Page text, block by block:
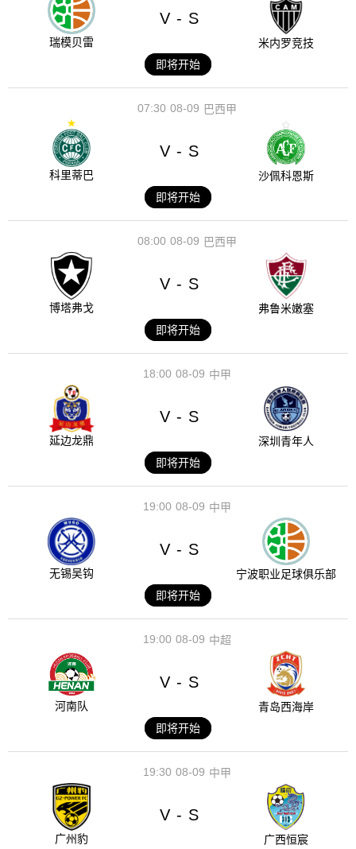
瑞模贝雷
V - S
米内罗竞技
即将开始
08-09
07:30 巴西甲
科里蒂巴
V - S
沙佩科恩斯
即将开始
08-09
08:00 巴西甲
博塔弗戈
V - S
弗鲁米嫩塞
即将开始
08-09
18:00 中甲
延边龙鼎
V - S
深圳青年人
即将开始
08-09
19:00 中甲
无锡吴钩
V - S
宁波职业足球俱乐部
即将开始
08-09
19:00 中超
河南队
V - S
青岛西海岸
即将开始
08-09
19:30 中甲
广州豹
V - S
广西恒宸